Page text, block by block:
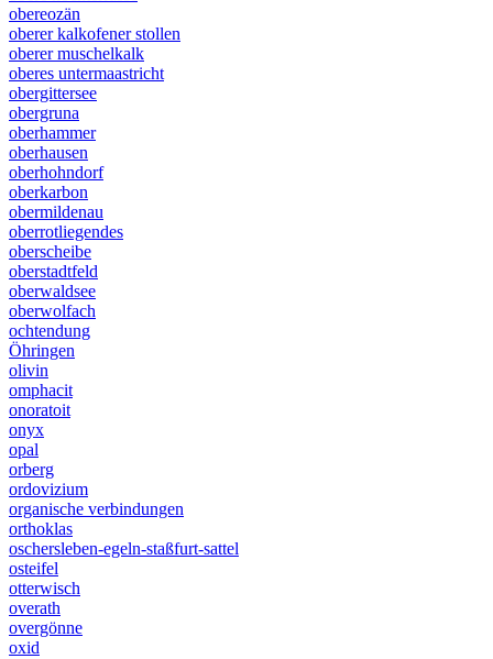
obereozän
oberer kalkofener stollen
oberer muschelkalk
oberes untermaastricht
obergittersee
obergruna
oberhammer
oberhausen
oberhohndorf
oberkarbon
obermildenau
oberrotliegendes
oberscheibe
oberstadtfeld
oberwaldsee
oberwolfach
ochtendung
Öhringen
olivin
omphacit
onoratoit
onyx
opal
orberg
ordovizium
organische verbindungen
orthoklas
oschersleben-egeln-staßfurt-sattel
osteifel
otterwisch
overath
overgönne
oxid